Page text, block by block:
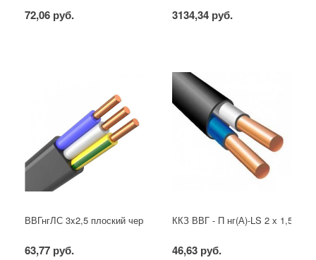
72,06 руб. 3134,34 руб.
ВВГнгЛС 3x2,5 плоский черный
63,77 руб.
ККЗ ВВГ - П нг(А)-LS 2 х 1,5
46,63 руб.